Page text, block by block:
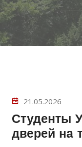
21.05.2026
Студенты
дверей на